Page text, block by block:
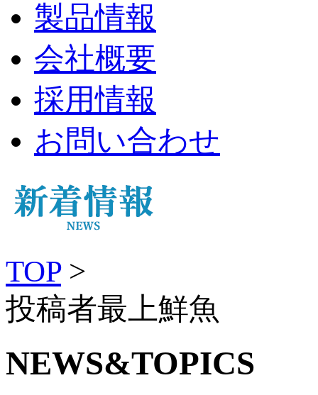
製品情報
会社概要
採用情報
お問い合わせ
TOP>
投稿者最上鮮魚
NEWS&TOPICS